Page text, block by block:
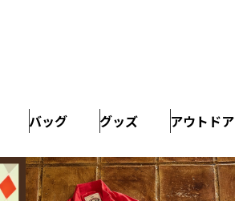
バッグ グッズ アウトドア